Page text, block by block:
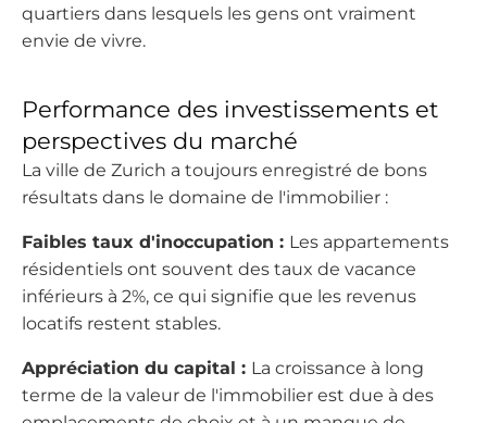
quartiers dans lesquels les gens ont vraiment
envie de vivre.
Performance des investissements et
perspectives du marché
La ville de Zurich a toujours enregistré de bons
résultats dans le domaine de l'immobilier :
Faibles taux d'inoccupation : Les appartements
résidentiels ont souvent des taux de vacance
inférieurs à 2%, ce qui signifie que les revenus
locatifs restent stables.
Appréciation du capital : La croissance à long
terme de la valeur de l'immobilier est due à des